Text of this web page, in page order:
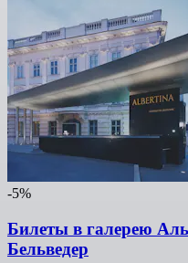
-5%
Билеты в галерею
Бельведер